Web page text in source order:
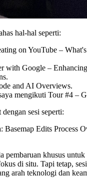
hal-hal seperti:
on YouTube –
with Google –
and AI Overviews.
mengikuti Tour #4 –
sesi seperti:
Basemap Edits Process
pembaruan khusus untuk
di situ. Tapi tetap,
arah teknologi dan